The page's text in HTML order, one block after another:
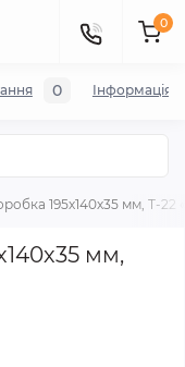
0
195х140х35 мм, Т-22
мм,
0 Iнформація